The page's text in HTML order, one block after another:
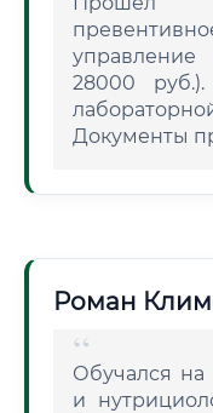
28000
Документы
Роман
Обучался на
и